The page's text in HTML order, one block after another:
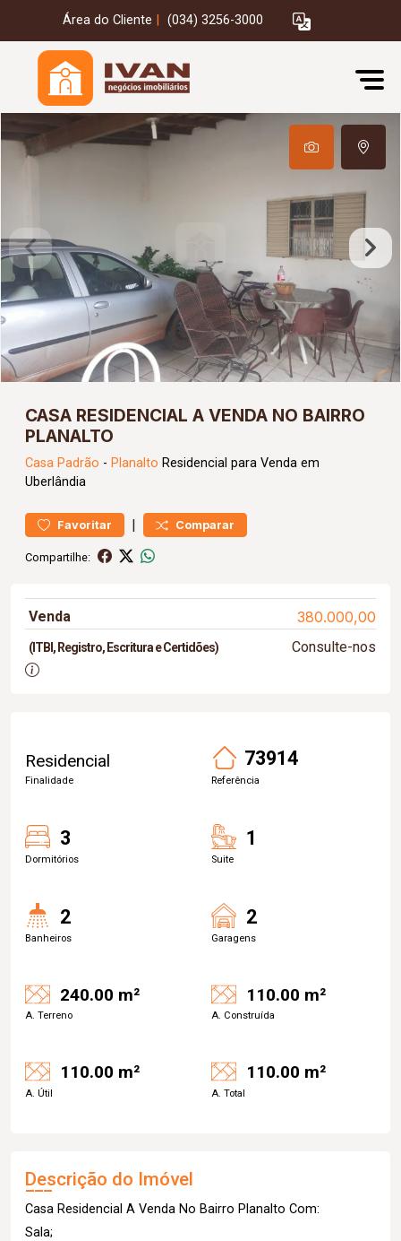
Área do Cliente (034) 3256-3000
CASA RESIDENCIAL A VENDA NO BAIRRO
PLANALTO
Casa Padrão - Planalto Residencial para Venda em
Uberlândia
Favoritar | Comparar
Compartilhe:
Venda 380.000,00
(ITBI, Registro, Escritura e Certidões) Consulte-nos
Residencial
Finalidade
73914
Referência
3
Dormitórios
1
Suite
2
Banheiros
2
Garagens
240.00 m²
A. Terreno
110.00 m²
A. Construída
110.00 m²
A. Útil
110.00 m²
A. Total
Descrição do Imóvel
Casa Residencial A Venda No Bairro Planalto Com:
Sala;